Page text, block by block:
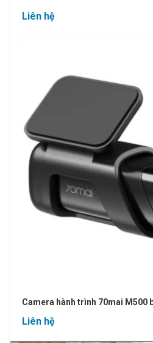
Liên hệ
Camera hành trình 70mai M500
Liên hệ